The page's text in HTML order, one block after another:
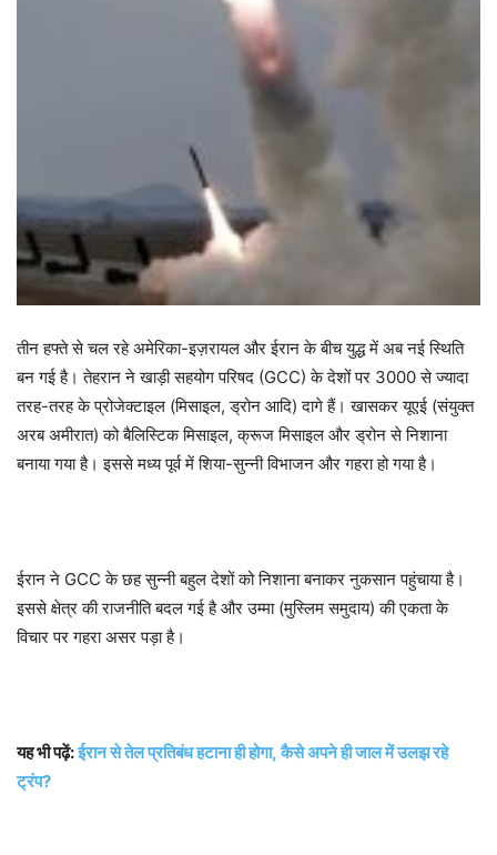
तीन हफ्ते से चल रहे अमेरिका-इज़रायल और ईरान के बीच युद्ध में अब नई स्थिति
बन गई है। तेहरान ने खाड़ी सहयोग परिषद (GCC) के देशों पर 3000 से ज्यादा
तरह-तरह के प्रोजेक्टाइल (मिसाइल, ड्रोन आदि) दागे हैं। खासकर यूएई (संयुक्त
अरब अमीरात) को बैलिस्टिक मिसाइल, क्रूज मिसाइल और ड्रोन से निशाना
बनाया गया है। इससे मध्य पूर्व में शिया-सुन्नी विभाजन और गहरा हो गया है।
ईरान ने GCC के छह सुन्नी बहुल देशों को निशाना बनाकर नुकसान पहुंचाया है।
इससे क्षेत्र की राजनीति बदल गई है और उम्मा (मुस्लिम समुदाय) की एकता के
विचार पर गहरा असर पड़ा है।
यह भी पढ़ें:ईरान से तेल प्रतिबंध हटाना ही होगा, कैसे अपने ही जाल में उलझ रहे
ट्रंप?